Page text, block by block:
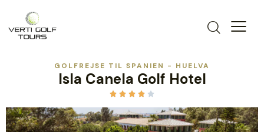
GOLFREJSE TIL SPANIEN - HUELVA
Isla Canela Golf Hotel
    